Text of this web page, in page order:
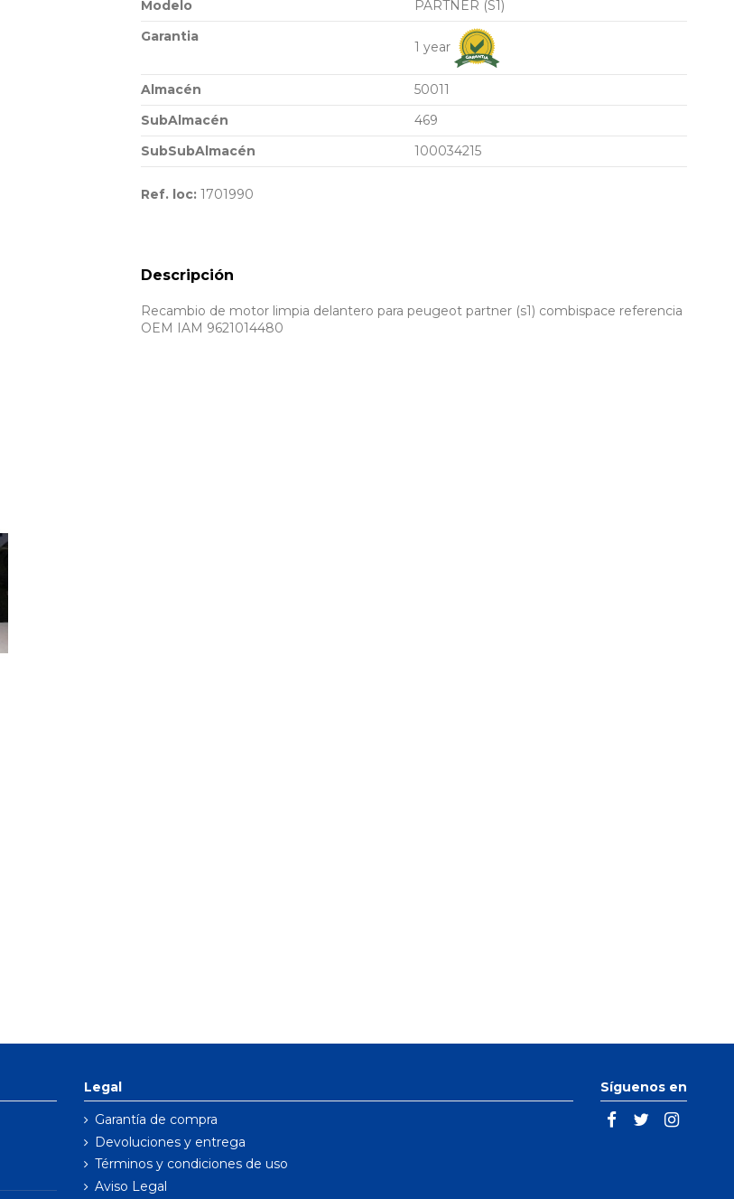
Modelo
PARTNER (S1)
Garantia
1 year
Almacén
50011
SubAlmacén
469
SubSubAlmacén
100034215
Ref. loc: 1701990
Descripción
Recambio de motor limpia delantero para peugeot partner (s1) combispace referencia
OEM IAM 9621014480
Legal
Garantía de compra
Devoluciones y entrega
Términos y condiciones de uso
Aviso Legal
Síguenos en